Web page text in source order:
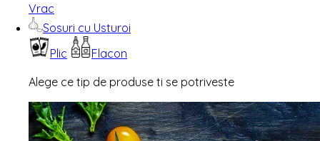
Vrac
Sosuri cu Usturoi
Plic
Flacon
Alege ce tip de produse ti se potriveste